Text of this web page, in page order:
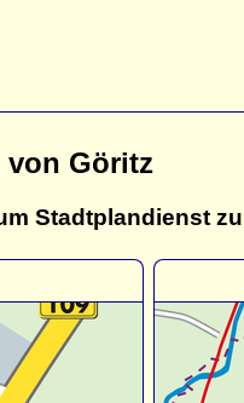
von Göritz
Stadtplandienst